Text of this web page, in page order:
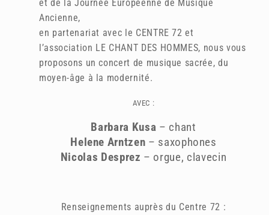
et de la Journée Européenne de Musique
Ancienne,
en partenariat avec le CENTRE 72 et
l’association LE CHANT DES HOMMES, nous vous
proposons un concert de musique sacrée, du
moyen-âge à la modernité.
AVEC :
Barbara Kusa – chant
Helene Arntzen – saxophones
Nicolas Desprez – orgue, clavecin
Renseignements auprès du Centre 72 :